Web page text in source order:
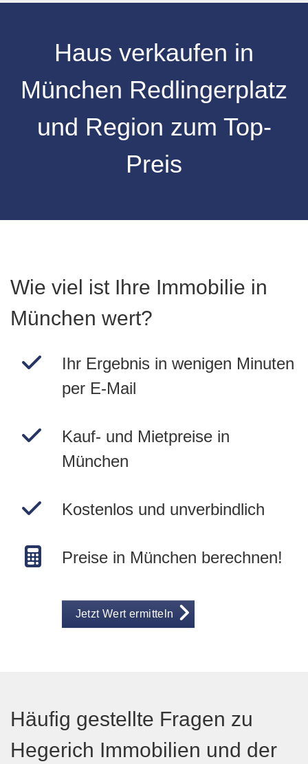
Haus verkaufen in
München Redlingerplatz
und Region zum Top-
Preis
Wie viel ist Ihre Immobilie in
München wert?
Ihr Ergebnis in wenigen Minuten
per E-Mail
Kauf- und Mietpreise in
München
Kostenlos und unverbindlich
Preise in München berechnen!
Jetzt Wert ermitteln
Häufig gestellte Fragen zu
Hegerich Immobilien und der